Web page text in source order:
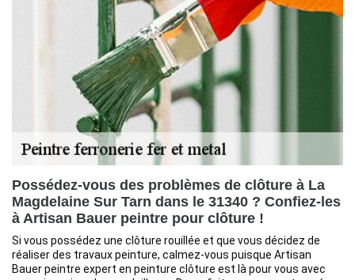
Possédez-vous des problèmes de clôture à La
Magdelaine Sur Tarn dans le 31340 ? Confiez-les
à Artisan Bauer peintre pour clôture !
Si vous possédez une clôture rouillée et que vous décidez de
réaliser des travaux peinture, calmez-vous puisque Artisan
Bauer peintre expert en peinture clôture est là pour vous avec